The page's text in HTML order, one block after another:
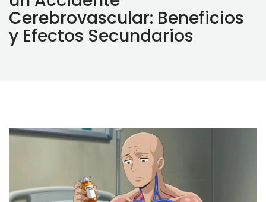
Cerebrovascular: Beneficios
y Efectos Secundarios